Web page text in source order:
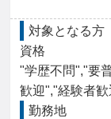
対象となる方
資格
"学歴不問","要
歓迎","経験者
勤務地